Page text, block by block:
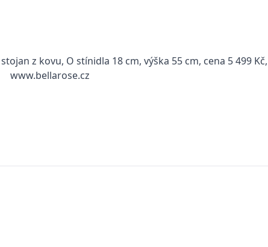
z kovu, O stínidla 18 cm, výška 55 cm, cena 5 499 Kč,
www.bellarose.cz